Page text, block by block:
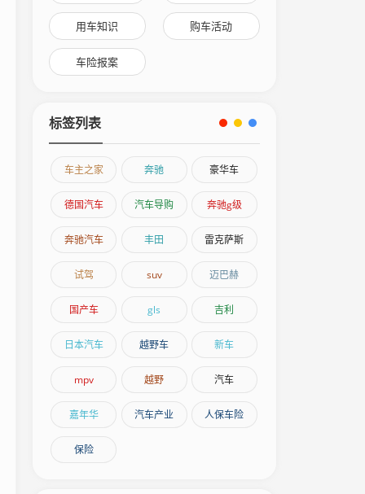
用车知识 购车活动
车险报案
标签列表
车主之家 奔驰 豪华车
德国汽车 汽车导购 奔驰g级
奔驰汽车 丰田 雷克萨斯
试驾 suv 迈巴赫
国产车 gls 吉利
日本汽车 越野车 新车
mpv 越野 汽车
嘉年华 汽车产业 人保车险
保险